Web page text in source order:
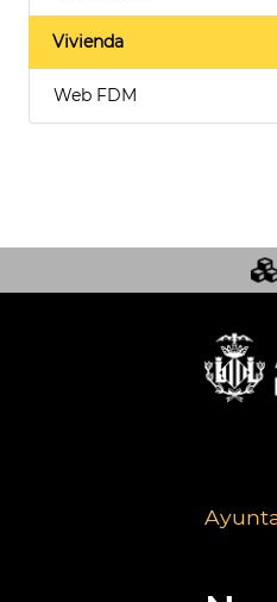
Vivienda
Web FDM